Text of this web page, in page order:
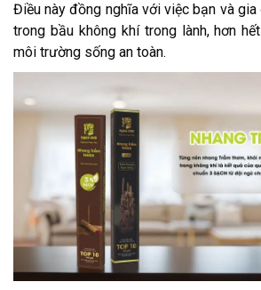
Điều này đồng nghĩa với việc bạn và
trong bầu không khí trong lành, hơn
môi trường sống an toàn.